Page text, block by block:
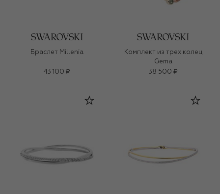
Браслет Millenia
43 100 ₽
Комплект из трех колец
Gema
38 500 ₽